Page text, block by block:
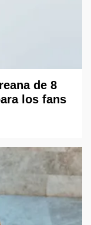
de 8
los fans